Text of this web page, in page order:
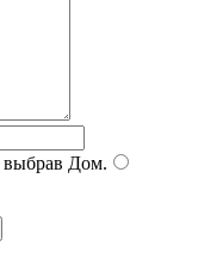
Дом.